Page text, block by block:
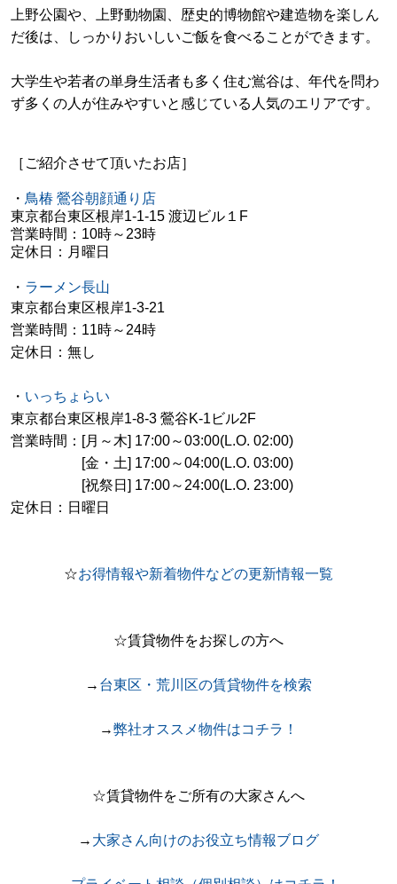
上野公園や、上野動物園、歴史的博物館や建造物を楽しん
だ後は、しっかりおいしいご飯を食べることができます。
大学生や若者の単身生活者も多く住む鴬谷は、年代を問わ
ず多くの人が住みやすいと感じている人気のエリアです。
［ご紹介させて頂いたお店］
・ 鳥椿 鶯谷朝顔通り店
東京都台東区根岸1-1-15 渡辺ビル１F
営業時間：10時～23時
定休日：月曜日
・ ラーメン長山
東京都台東区根岸1-3-21
営業時間：11時～24時
定休日：無し
・ いっちょらい
東京都台東区根岸1-8-3 鶯谷K-1ビル2F
営業時間：[月～木] 17:00～03:00(L.O. 02:00)
[金・土] 17:00～04:00(L.O. 03:00)
[祝祭日] 17:00～24:00(L.O. 23:00)
定休日：日曜日
☆お得情報や新着物件などの更新情報一覧
☆賃貸物件をお探しの方へ
→ 台東区・荒川区の賃貸物件を検索
→弊社オススメ物件はコチラ！
☆賃貸物件をご所有の大家さんへ
→ 大家さん向けのお役立ち情報ブログ